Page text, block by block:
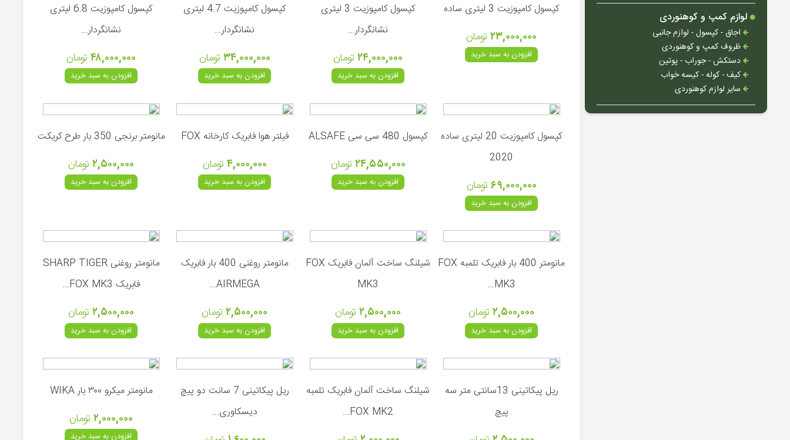
لوازم کمپ و کوهنوردی
اجاق - کپسول - لوازم جانبی
ظروف کمپ و کوهنوردی
دستکش - جوراب - پوتین
کیف - کوله - کیسه خواب
سایر لوازم کوهنوردی
کپسول کامپوزیت 3 لیتری ساده
۲۳,۰۰۰,۰۰۰تومان
افزودن به سبد خرید
کپسول کامپوزیت 3 لیتری
نشانگردار...
۲۴,۰۰۰,۰۰۰تومان
افزودن به سبد خرید
کپسول کامپوزیت 4.7 لیتری
نشانگردار...
۳۴,۰۰۰,۰۰۰ تومان
افزودن به سبد خرید
کپسول کامپوزیت 6.8 لیتری
نشانگردار...
۴۸,۰۰۰,۰۰۰تومان
افزودن به سبد خرید
کپسول کامپوزیت 20 لیتری ساده
2020
۶۹,۰۰۰,۰۰۰ تومان
افزودن به سبد خرید
کپسول 480 سی سی ALSAFE
۲۴,۵۵۰,۰۰۰ تومان
افزودن به سبد خرید
فیلتر هوا فابریک کارخانه FOX
۴,۰۰۰,۰۰۰ تومان
افزودن به سبد خرید
مانومتر برنجی 350 بار طرح کریکت
۲,۵۰۰,۰۰۰تومان
افزودن به سبد خرید
مانومتر 400 بار فابریک تلمبه FOX
MK3...
۲,۵۰۰,۰۰۰تومان
افزودن به سبد خرید
شیلنگ ساخت آلمان فابریک FOX
MK3
۲,۵۰۰,۰۰۰تومان
افزودن به سبد خرید
مانومتر روغنی 400 بار فابریک
AIRMEGA...
۲,۵۰۰,۰۰۰تومان
افزودن به سبد خرید
مانومتر روغنی SHARP TIGER
فابریک FOX MK3...
۲,۵۰۰,۰۰۰تومان
افزودن به سبد خرید
ریل پیکاتینی 13سانتی متر سه
پیچ
شیلنگ ساخت آلمان فابریک تلمبه
FOX MK2...
ریل پیکاتینی 7 سانت دو پیچ
دیسکاوری...
مانومتر میکرو ۳۰۰ بار WIKA
۲,۰۰۰,۰۰۰تومان
افزودن به سبد خرید